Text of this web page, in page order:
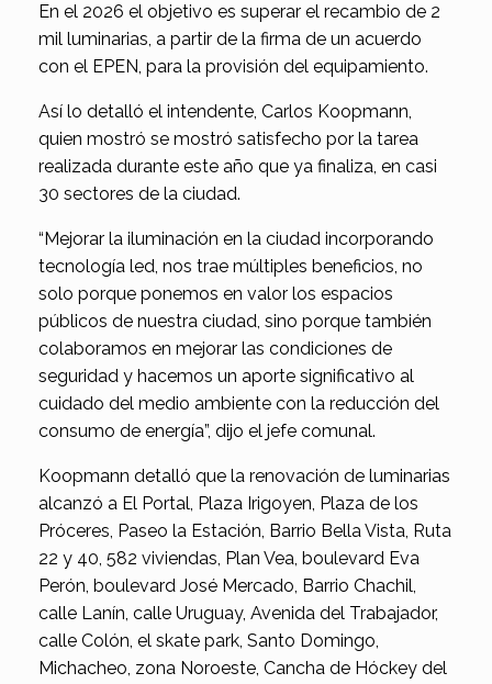
En el 2026 el objetivo es superar el recambio de 2
mil luminarias, a partir de la firma de un acuerdo
con el EPEN, para la provisión del equipamiento.
Así lo detalló el intendente, Carlos Koopmann,
quien mostró se mostró satisfecho por la tarea
realizada durante este año que ya finaliza, en casi
30 sectores de la ciudad.
“Mejorar la iluminación en la ciudad incorporando
tecnología led, nos trae múltiples beneficios, no
solo porque ponemos en valor los espacios
públicos de nuestra ciudad, sino porque también
colaboramos en mejorar las condiciones de
seguridad y hacemos un aporte significativo al
cuidado del medio ambiente con la reducción del
consumo de energía”, dijo el jefe comunal.
Koopmann detalló que la renovación de luminarias
alcanzó a El Portal, Plaza Irigoyen, Plaza de los
Próceres, Paseo la Estación, Barrio Bella Vista, Ruta
22 y 40, 582 viviendas, Plan Vea, boulevard Eva
Perón, boulevard José Mercado, Barrio Chachil,
calle Lanín, calle Uruguay, Avenida del Trabajador,
calle Colón, el skate park, Santo Domingo,
Michacheo, zona Noroeste, Cancha de Hóckey del